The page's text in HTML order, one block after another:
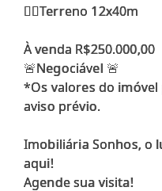
👉🏻Terreno 12x40m
À venda R$250.000,00
🚨Negociável 🚨
*Os valores do
aviso prévio.
Imobiliária Sonhos, o
aqui!
Agende sua visita!